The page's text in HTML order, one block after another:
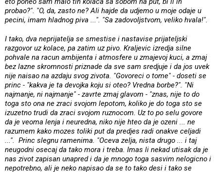
probao?". "O, da, zasto ne? Ali hajde da udjemo u moje odaje u
pecini, imam hladnog piva ...". "Sa zadovoljstvom, veliko hvala!".
I tako, dva neprijatelja se smestise i nastavise prijateljski
razgovor uz kolace, pa zatim uz pivo. Kraljevic izredja silne
pohvale na racun ambijenta i atmosfere u zmajevoj kuci, a zmaj
bez lazne skromnosti priznade da sve sam sredjuje i da jos uvek
nije naisao na azdaju svog zivota. "Govoreci o tome" - doseti se
princ - "kakva je ta devojka koju si oteo? Vredna borbe?". "Ni
najmanje, ni najmanje" - zavrte zmaj glavom - "znas, nije to do
toga sto ona ne zraci svojom lepotom, koliko je do toga sto se
izuzetno trudi da zraci svojom ruznocom. Uz to po selu govore
da je veoma lenja i neuredna, niko nije hteo da je ozeni ... ne
razumem kako mozes toliki put da predjes radi onakve celjadi
...". Princ slegnu ramenima. "Oceva zelja, nista drugo ... i taj
neugodni osecaj da tako mora i treba. Imas li nekad utisak da je
nas zivot zapisan unapred i da je mnogo toga sasvim nelogicno i
nepotrebno, ali je neko napisao da se to tako desi i tako se